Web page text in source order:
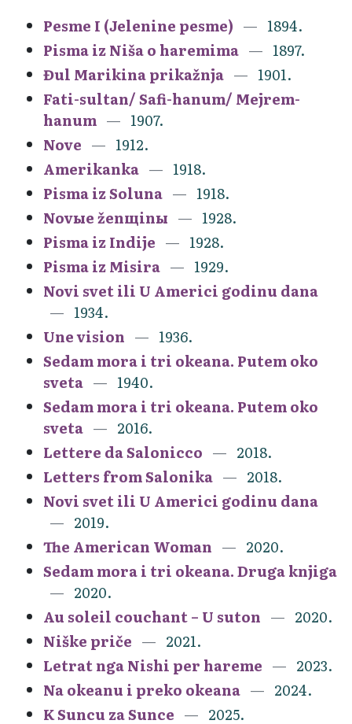
Pesme I (Jelenine pesme)
1894.
Pisma iz Niša o haremima
1897.
Đul Marikina prikažnja
1901.
Fati-sultan/ Safi-hanum/ Mejrem-
hanum
1907.
Nove
1912.
Amerikanka
1918.
Pisma iz Soluna
1918.
Novыe ženщinы
1928.
Pisma iz Indije
1928.
Pisma iz Misira
1929.
Novi svet ili U Americi godinu dana
1934.
Une vision
1936.
Sedam mora i tri okeana. Putem oko
sveta
1940.
Sedam mora i tri okeana. Putem oko
sveta
2016.
Lettere da Salonicco
2018.
Letters from Salonika
2018.
Novi svet ili U Americi godinu dana
2019.
The American Woman
2020.
Sedam mora i tri okeana. Druga knjiga
2020.
Au soleil couchant – U suton
2020.
Niške priče
2021.
Letrat nga Nishi per hareme
2023.
Na okeanu i preko okeana
2024.
K Suncu za Sunce
2025.